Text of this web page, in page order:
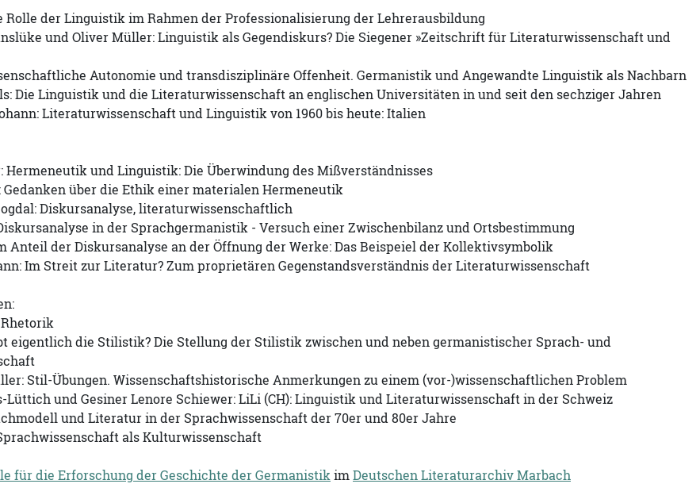
Rolle der Linguistik im Rahmen der Professionalisierung der Lehrerausbildung
und Oliver Müller: Linguistik als Gegendiskurs? Die Siegener »Zeitschrift für Literaturwissenschaft und
Autonomie und transdisziplinäre Offenheit. Germanistik und Angewandte Linguistik als Nachbarn
Die Linguistik und die Literaturwissenschaft an englischen Universitäten in und seit den sechziger Jahren
Literaturwissenschaft und Linguistik von 1960 bis heute: Italien
Hermeneutik und Linguistik: Die Überwindung des Mißverständnisses
Gedanken über die Ethik einer materialen Hermeneutik
Diskursanalyse, literaturwissenschaftlich
in der Sprachgermanistik - Versuch einer Zwischenbilanz und Ortsbestimmung
Anteil der Diskursanalyse an der Öffnung der Werke: Das Beispeiel der Kollektivsymbolik
Im Streit zur Literatur? Zum proprietären Gegenstandsverständnis der Literaturwissenschaft
eigentlich die Stilistik? Die Stellung der Stilistik zwischen und neben germanistischer Sprach- und
Stil-Übungen. Wissenschaftshistorische Anmerkungen zu einem (vor-)wissenschaftlichen Problem
Lüttich und Gesiner Lenore Schiewer: LiLi (CH): Linguistik und Literaturwissenschaft in der Schweiz
und Literatur in der Sprachwissenschaft der 70er und 80er Jahre
als Kulturwissenschaft
für die Erforschung der Geschichte der GermanistikimDeutschen Literaturarchiv Marbach